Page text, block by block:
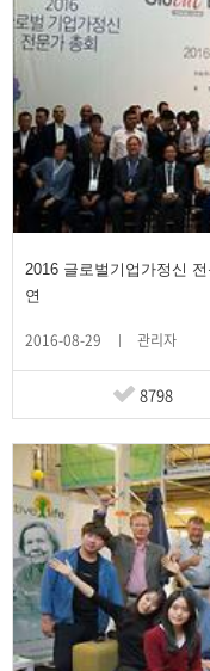
2016 글로벌기업가정신
연
2016-08-29 관리자
8798